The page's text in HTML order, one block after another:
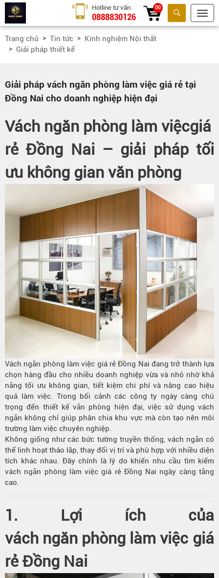
Tìm kiếm
Hotline tư vấn
0888830126
00
Trang chủ Tin tức
Kinh nghiệm Nội thất
Giải pháp thiết kế
Giải pháp vách ngăn phòng làm việc giá rẻ tại
Đồng Nai cho doanh nghiệp hiện đại
Vách ngăn phòng làm việcgiá
rẻ Đồng Nai – giải pháp tối
ưu không gian văn phòng
Vách ngăn phòng làm việc giá rẻ Đồng Nai đang trở thành lựa
chọn hàng đầu cho nhiều doanh nghiệp vừa và nhỏ nhờ khả
năng tối ưu không gian, tiết kiệm chi phí và nâng cao hiệu
quả làm việc. Trong bối cảnh các công ty ngày càng chú
trọng đến thiết kế văn phòng hiện đại, việc sử dụng vách
ngăn không chỉ giúp phân chia khu vực mà còn tạo nên môi
trường làm việc chuyên nghiệp.
Không giống như các bức tường truyền thống, vách ngăn có
thể linh hoạt tháo lắp, thay đổi vị trí và phù hợp với nhiều diện
tích khác nhau. Đây chính là lý do khiến nhu cầu tìm kiếm
vách ngăn phòng làm việc giá rẻ Đồng Nai ngày càng tăng
cao.
1. Lợi ích của
vách ngăn phòng làm việc giá
rẻ Đồng Nai